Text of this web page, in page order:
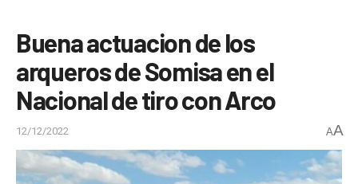
Buena actuacion de los
arqueros de Somisa en el
Nacional de tiro con Arco
12/12/2022 AA